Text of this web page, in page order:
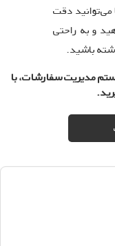
دقت
و به راحتی
باشید.
مدیریت سفارشات، با